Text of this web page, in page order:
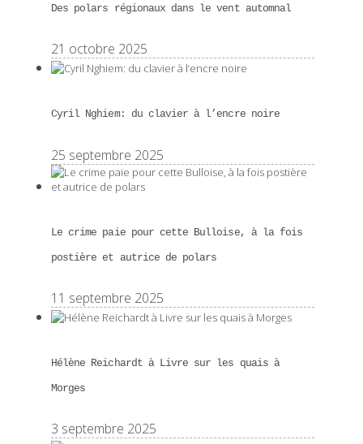
Des polars régionaux dans le vent automnal
21 octobre 2025
Cyril Nghiem: du clavier à l’encre noire
25 septembre 2025
Le crime paie pour cette Bulloise, à la fois
postière et autrice de polars
11 septembre 2025
Hélène Reichardt à Livre sur les quais à
Morges
3 septembre 2025